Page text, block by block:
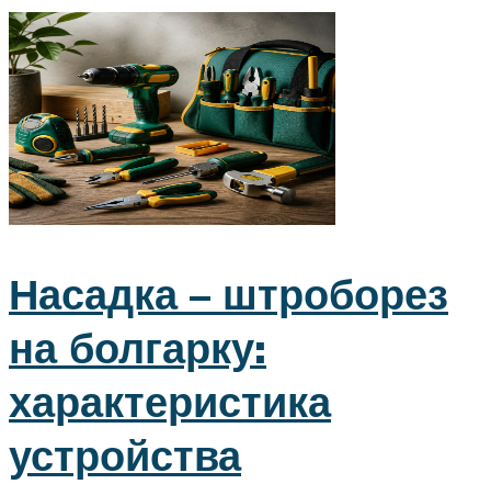
Насадка – штроборез
на болгарку:
характеристика
устройства